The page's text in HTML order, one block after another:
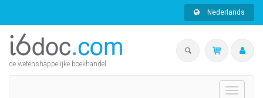
Nederlands
de wetenshappelijke boekhandel
Toggle